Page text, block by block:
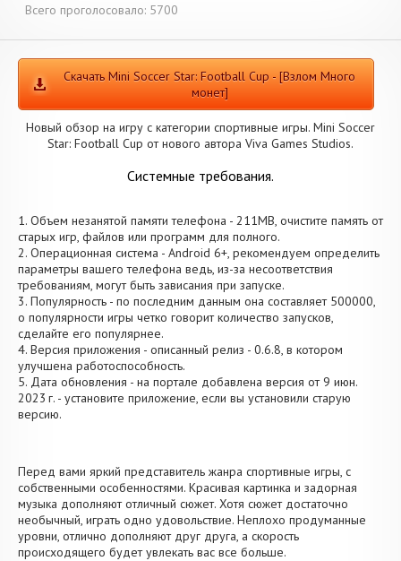
Всего проголосовало: 5700
Скачать Mini Soccer Star: Football Cup - [Взлом Много
монет]
Новый обзор на игру с категории спортивные игры. Mini Soccer
Star: Football Cup от нового автора Viva Games Studios.
Системные требования.
1. Объем незанятой памяти телефона - 211MB, очистите память от
старых игр, файлов или программ для полного.
2. Операционная система - Android 6+, рекомендуем определить
параметры вашего телефона ведь, из-за несоответствия
требованиям, могут быть зависания при запуске.
3. Популярность - по последним данным она составляет 500000,
о популярности игры четко говорит количество запусков,
сделайте его популярнее.
4. Версия приложения - описанный релиз - 0.6.8, в котором
улучшена работоспособность.
5. Дата обновления - на портале добавлена версия от 9 июн.
2023 г. - установите приложение, если вы установили старую
версию.
Перед вами яркий представитель жанра спортивные игры, с
собственными особенностями. Красивая картинка и задорная
музыка дополняют отличный сюжет. Хотя сюжет достаточно
необычный, играть одно удовольствие. Неплохо продуманные
уровни, отлично дополняют друг друга, а скорость
происходящего будет увлекать вас все больше.